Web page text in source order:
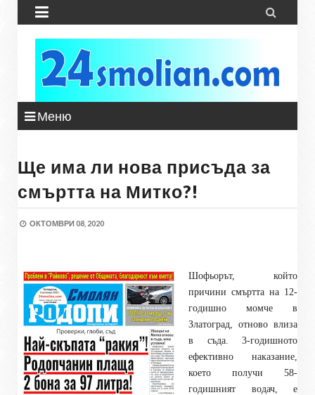
 
Меню
Ще има ли нова присъда за
смъртта на Митко?!
ОКТОМВРИ 08, 2020
Шофьорът, който
причини смъртта на 12-
годишно момче в
Златоград, отново влиза
в съда. 3-годишното
ефективно наказание,
което получи 58-
годишният водач, е